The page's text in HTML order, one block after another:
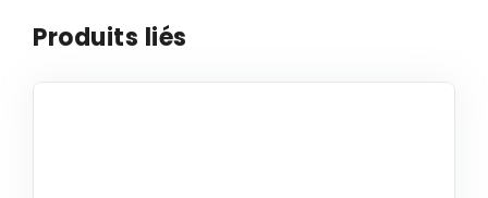
Produits liés